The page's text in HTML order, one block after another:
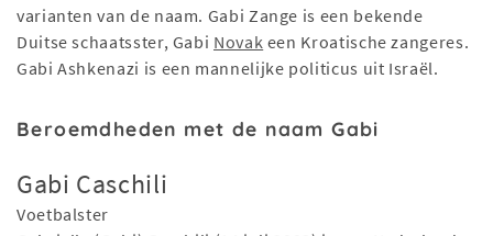
varianten van de naam. Gabi Zange is een bekende
Duitse schaatsster, Gabi Novak een Kroatische zangeres.
Gabi Ashkenazi is een mannelijke politicus uit Israël.
Beroemdheden met de naam Gabi
Gabi Caschili
Voetbalster